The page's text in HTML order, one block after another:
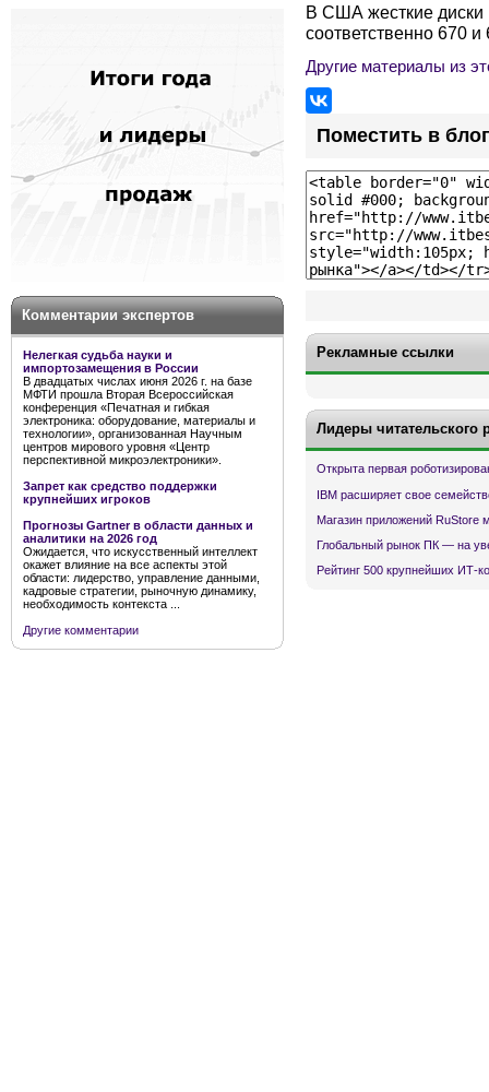
Комментарии экспертов
Нелегкая судьба науки и
импортозамещения в России
В двадцатых числах июня 2026 г. на базе
МФТИ прошла Вторая Всероссийская
конференция «Печатная и гибкая
электроника: оборудование, материалы и
технологии», организованная Научным
центров мирового уровня «Центр
перспективной микроэлектроники».
Запрет как средство поддержки
крупнейших игроков
Прогнозы Gartner в области данных и
аналитики на 2026 год
Ожидается, что искусственный интеллект
окажет влияние на все аспекты этой
области: лидерство, управление данными,
кадровые стратегии, рыночную динамику,
необходимость контекста ...
Другие комментарии
В США жесткие диски
соответственно 670 и
Другие материалы из
Поместить в блог
Рекламные ссылки
Лидеры читательского
Открыта первая
IBM расширяет свое
Магазин приложений RuStore
Глобальный рынок ПК — на
Рейтинг 500 крупнейших ИТ-